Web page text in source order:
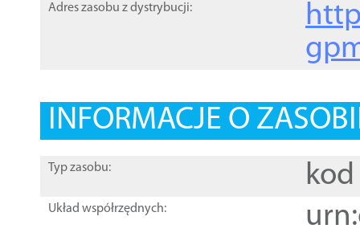
Adres zasobu z dystrybucji:
INFORMACJE O
Typ zasobu: kod
Układ współrzędnych: